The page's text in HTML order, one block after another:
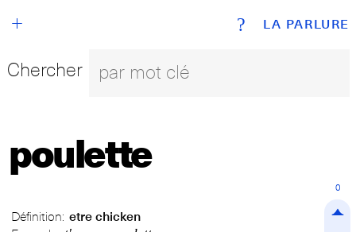
LA PARLURE
+ ?
Chercher
poulette
Définition: etre chicken
0